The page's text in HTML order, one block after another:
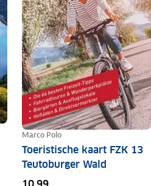
Marco Polo
Toeristische kaart FZK 13
Teutoburger Wald